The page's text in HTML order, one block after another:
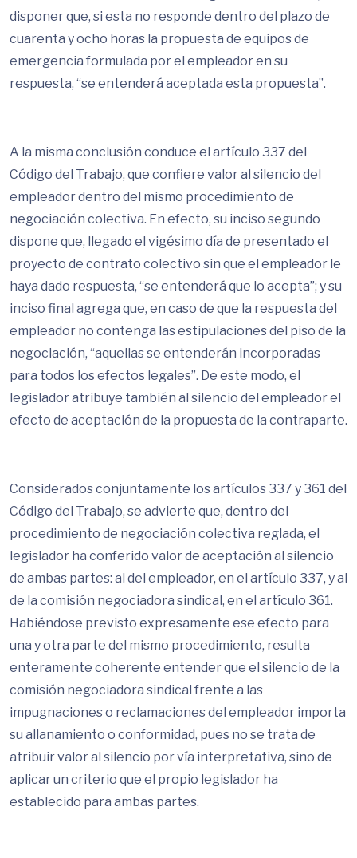
disponer que, si esta no responde dentro del plazo de
cuarenta y ocho horas la propuesta de equipos de
emergencia formulada por el empleador en su
respuesta, “se entenderá aceptada esta propuesta”.
A la misma conclusión conduce el artículo 337 del
Código del Trabajo, que confiere valor al silencio del
empleador dentro del mismo procedimiento de
negociación colectiva. En efecto, su inciso segundo
dispone que, llegado el vigésimo día de presentado el
proyecto de contrato colectivo sin que el empleador le
haya dado respuesta, “se entenderá que lo acepta”; y su
inciso final agrega que, en caso de que la respuesta del
empleador no contenga las estipulaciones del piso de la
negociación, “aquellas se entenderán incorporadas
para todos los efectos legales”. De este modo, el
legislador atribuye también al silencio del empleador el
efecto de aceptación de la propuesta de la contraparte.
Considerados conjuntamente los artículos 337 y 361 del
Código del Trabajo, se advierte que, dentro del
procedimiento de negociación colectiva reglada, el
legislador ha conferido valor de aceptación al silencio
de ambas partes: al del empleador, en el artículo 337, y al
de la comisión negociadora sindical, en el artículo 361.
Habiéndose previsto expresamente ese efecto para
una y otra parte del mismo procedimiento, resulta
enteramente coherente entender que el silencio de la
comisión negociadora sindical frente a las
impugnaciones o reclamaciones del empleador importa
su allanamiento o conformidad, pues no se trata de
atribuir valor al silencio por vía interpretativa, sino de
aplicar un criterio que el propio legislador ha
establecido para ambas partes.